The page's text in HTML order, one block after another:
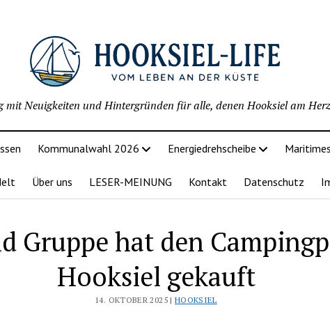
mit Neuigkeiten und Hintergründen für alle, denen Hooksiel am
Kommunalwahl 2026 Energiedrehscheibe Maritimes
Über uns LESER-MEINUNG Kontakt Datenschutz
Gruppe hat den
Hooksiel gekauft
14. OKTOBER 2025 | HOOKSIEL